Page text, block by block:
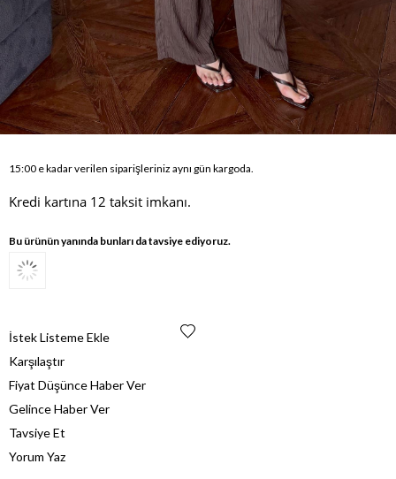
15:00 e kadar verilen siparişleriniz aynı gün kargoda.
Kredi kartına 12 taksit imkanı.
Bu ürünün yanında bunları da tavsiye ediyoruz.
İstek Listeme Ekle
Karşılaştır
Fiyat Düşünce Haber Ver
Gelince Haber Ver
Tavsiye Et
Yorum Yaz